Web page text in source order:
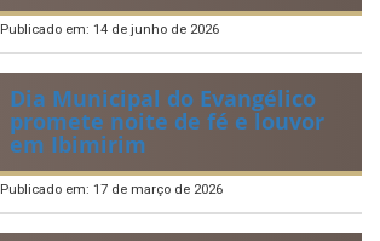
Publicado em: 14 de junho de 2026
Dia Municipal do Evangélico
promete noite de fé e louvor
em Ibimirim
Publicado em: 17 de março de 2026